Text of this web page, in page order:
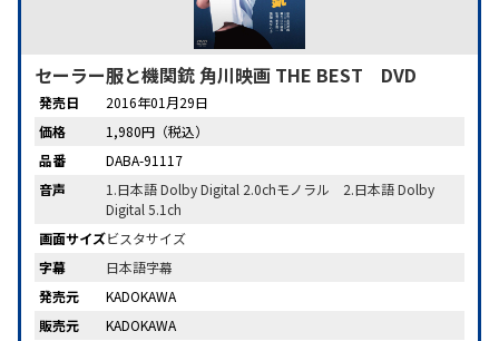
セーラー服と機関銃 角川映画 THE BEST DVD
発売日
2016年01月29日
価格
1,980円（税込）
品番
DABA-91117
音声
1.日本語 Dolby Digital 2.0chモノラル 2.日本語 Dolby
Digital 5.1ch
画面サイズビスタサイズ
字幕
日本語字幕
発売元
KADOKAWA
販売元
KADOKAWA